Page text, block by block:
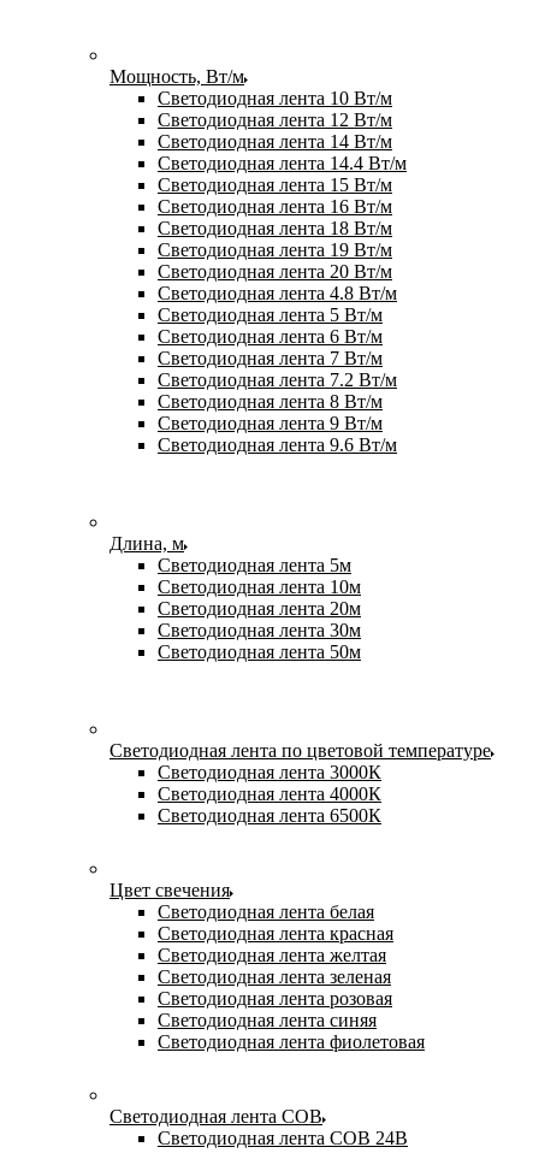
Мощность, Вт/м
Светодиодная лента 10 Вт/м
Светодиодная лента 12 Вт/м
Светодиодная лента 14 Вт/м
Светодиодная лента 14.4 Вт/м
Светодиодная лента 15 Вт/м
Светодиодная лента 16 Вт/м
Светодиодная лента 18 Вт/м
Светодиодная лента 19 Вт/м
Светодиодная лента 20 Вт/м
Светодиодная лента 4.8 Вт/м
Светодиодная лента 5 Вт/м
Светодиодная лента 6 Вт/м
Светодиодная лента 7 Вт/м
Светодиодная лента 7.2 Вт/м
Светодиодная лента 8 Вт/м
Светодиодная лента 9 Вт/м
Светодиодная лента 9.6 Вт/м
Длина, м
Светодиодная лента 5м
Светодиодная лента 10м
Светодиодная лента 20м
Светодиодная лента 30м
Светодиодная лента 50м
Светодиодная лента по цветовой температуре
Светодиодная лента 3000К
Светодиодная лента 4000К
Светодиодная лента 6500К
Цвет свечения
Светодиодная лента белая
Светодиодная лента красная
Светодиодная лента желтая
Светодиодная лента зеленая
Светодиодная лента розовая
Светодиодная лента синяя
Светодиодная лента фиолетовая
Светодиодная лента COB
Светодиодная лента COB 24В